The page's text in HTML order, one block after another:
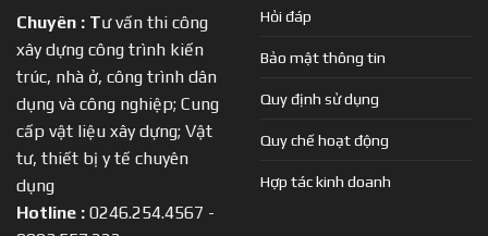
Chuyên : Tư vấn thi công
xây dựng công trình kiến
trúc, nhà ở, công trình dân
dụng và công nghiệp; Cung
cấp vật liệu xây dựng; Vật
tư, thiết bị y tế chuyên
dụng
Hotline : 0246.254.4567 -
Hỏi đáp
Bảo mật thông tin
Quy định sử dụng
Quy chế hoạt động
Hợp tác kinh doanh